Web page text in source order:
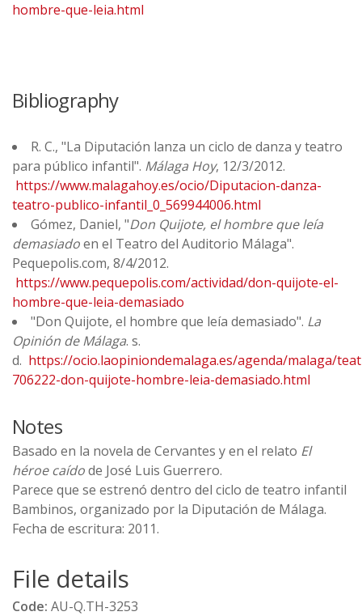
hombre-que-leia.html
Bibliography
R. C., "La Diputación lanza un ciclo de danza y teatro
para público infantil". Málaga Hoy, 12/3/2012.
https://www.malagahoy.es/ocio/Diputacion-danza-
teatro-publico-infantil_0_569944006.html
Gómez, Daniel, "Don Quijote, el hombre que leía
demasiadoen el Teatro del Auditorio Málaga".
Pequepolis.com, 8/4/2012.
https://www.pequepolis.com/actividad/don-quijote-el-
hombre-que-leia-demasiado
"Don Quijote, el hombre que leía demasiado". La
Opinión de Málaga. s.
d. https://ocio.laopiniondemalaga.es/agenda/malaga/
706222-don-quijote-hombre-leia-demasiado.html
Notes
Basado en la novela de Cervantes y en el relato El
héroe caídode José Luis Guerrero.
Parece que se estrenó dentro del ciclo de teatro infantil
Bambinos, organizado por la Diputación de Málaga.
Fecha de escritura: 2011.
File details
Code: AU-Q.TH-3253